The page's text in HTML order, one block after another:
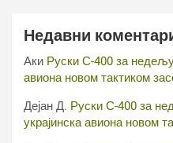
Недавни
Аки Руски С-400 за
авиона новом тактиком
Дејан Д. Руски С-400 за
украјинска авиона новом